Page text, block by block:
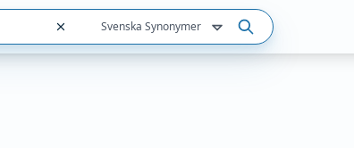
Svenska Synonymer